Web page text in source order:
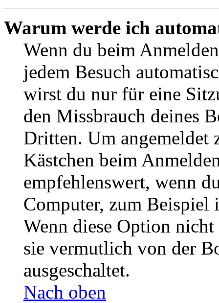
Warum werde ich
Wenn du beim
jedem Besuch
wirst du nur für eine
den Missbrauch deines
Dritten. Um angemeldet
Kästchen beim
empfehlenswert, wenn
Computer, zum Beispiel
Wenn diese Option
sie vermutlich von der
ausgeschaltet.
Nach oben